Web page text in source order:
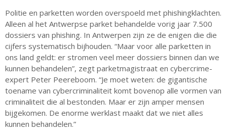
Politie en parketten worden overspoeld met phishingklachten.
Alleen al het Antwerpse parket behandelde vorig jaar 7.500
dossiers van phishing. In Antwerpen zijn ze de enigen die die
cijfers systematisch bijhouden. “Maar voor alle parketten in
ons land geldt: er stromen veel meer dossiers binnen dan we
kunnen behandelen”, zegt parketmagistraat en cybercrime-
expert Peter Peereboom. “Je moet weten: de gigantische
toename van cybercriminaliteit komt bovenop alle vormen van
criminaliteit die al bestonden. Maar er zijn amper mensen
bijgekomen. De enorme werklast maakt dat we niet alles
kunnen behandelen.”